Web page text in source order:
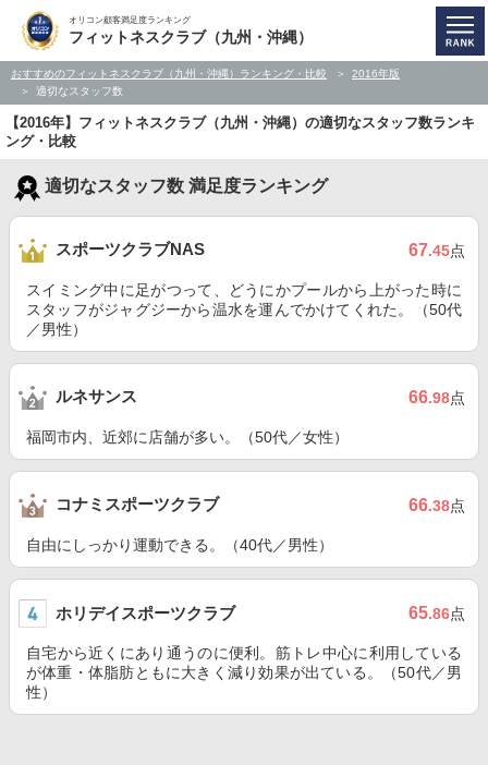
オリコン顧客満足度ランキング
フィットネスクラブ（九州・沖縄）
おすすめのフィットネスクラブ（九州・沖縄）ランキング・比較
2016年版
適切なスタッフ数
【2016年】フィットネスクラブ（九州・沖縄）の適切なスタッフ数ランキ
ング・比較
適切なスタッフ数 満足度ランキング
スポーツクラブNAS 67.45点
スイミング中に足がつって、どうにかプールから上がった時に
スタッフがジャグジーから温水を運んでかけてくれた。（50代
／男性）
ルネサンス 66.98点
福岡市内、近郊に店舗が多い。（50代／女性）
コナミスポーツクラブ 66.38点
自由にしっかり運動できる。（40代／男性）
ホリデイスポーツクラブ 65.86点
自宅から近くにあり通うのに便利。筋トレ中心に利用している
が体重・体脂肪ともに大きく減り効果が出ている。（50代／男
性）